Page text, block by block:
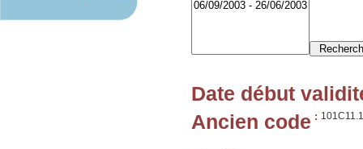
Date début
Ancien code :